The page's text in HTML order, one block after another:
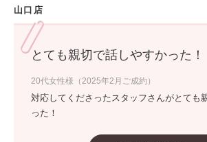
山口店
とても親切で話しやすかった！
20代女性様（2025年2月ご成約）
対応してくださったスタッフさんがとても
った！